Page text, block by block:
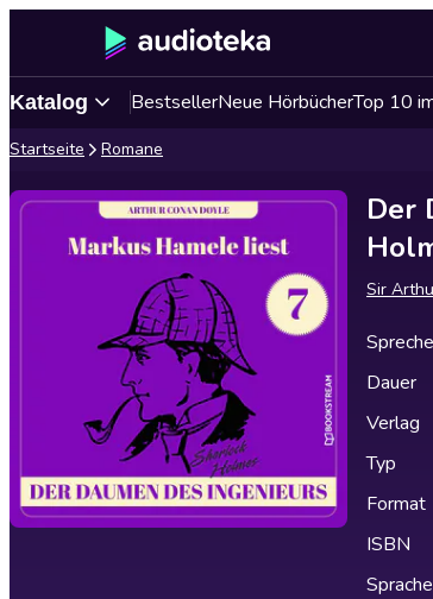
Katalog BestsellerNeue HörbücherTop 10
Startseite Romane
Der
Sir
Dauer
Verlag
Typ
Format
ISBN
Sprache